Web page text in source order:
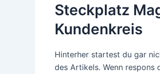
Steckplatz
Kundenkreis
Hinterher startest du gar
des Artikels. Wenn respons